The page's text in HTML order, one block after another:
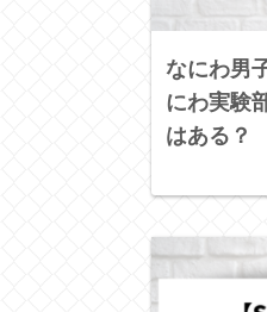
なにわ男
にわ実験
はある？